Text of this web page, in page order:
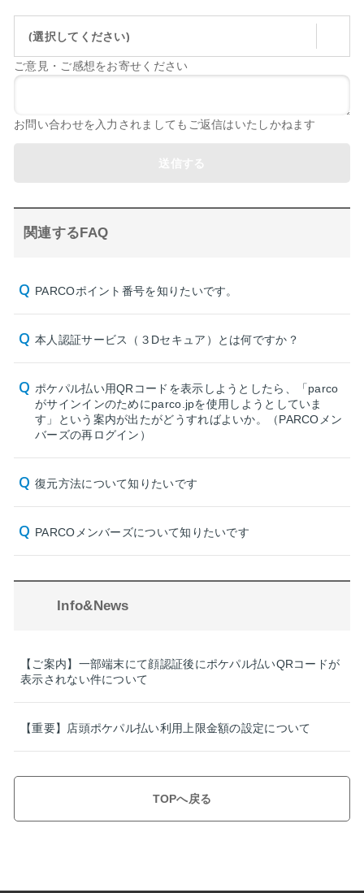
(選択してください)
ご意見・ご感想をお寄せください
お問い合わせを入力されましてもご返信はいたしかねます
関連するFAQ
PARCOポイント番号を知りたいです。
本人認証サービス（３Dセキュア）とは何ですか？
ポケパル払い用QRコードを表示しようとしたら、「parco
がサインインのためにparco.jpを使用しようとしていま
す」という案内が出たがどうすればよいか。（PARCOメン
バーズの再ログイン）
復元方法について知りたいです
PARCOメンバーズについて知りたいです
Info&News
【ご案内】一部端末にて顔認証後にポケパル払いQRコードが
表示されない件について
【重要】店頭ポケパル払い利用上限金額の設定について
TOPへ戻る